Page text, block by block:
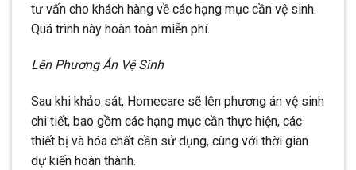
tư vấn cho khách hàng về các hạng mục cần vệ sinh.
Quá trình này hoàn toàn miễn phí.
Lên Phương Án Vệ Sinh
Sau khi khảo sát, Homecare sẽ lên phương án vệ sinh
chi tiết, bao gồm các hạng mục cần thực hiện, các
thiết bị và hóa chất cần sử dụng, cùng với thời gian
dự kiến hoàn thành.